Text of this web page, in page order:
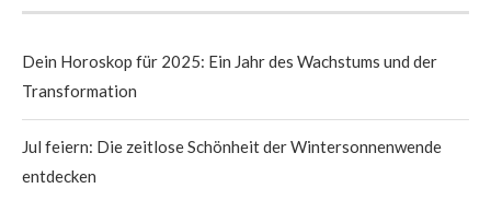
Dein Horoskop für 2025: Ein Jahr des Wachstums und der
Transformation
Jul feiern: Die zeitlose Schönheit der Wintersonnenwende
entdecken